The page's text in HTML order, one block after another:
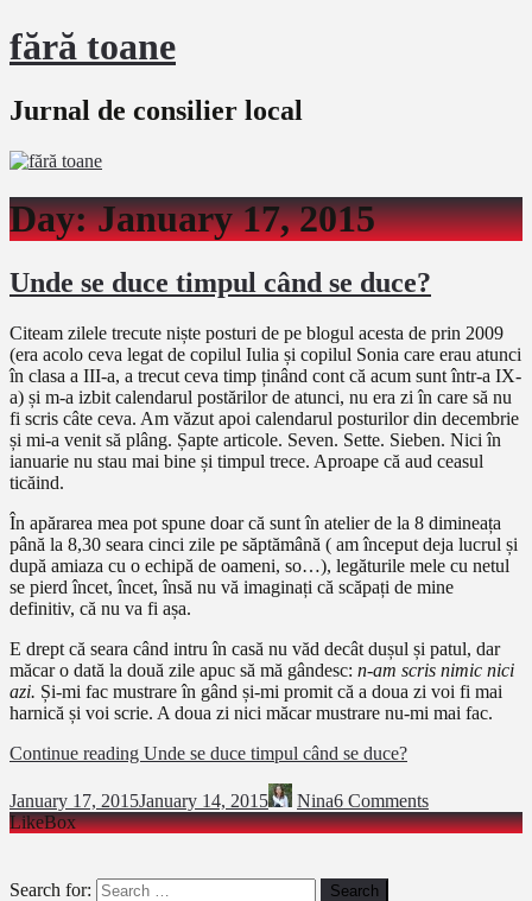
fără toane
Jurnal de consilier local
Day:January 17, 2015
Unde se duce timpul când se duce?
Citeam zilele trecute niște posturi de pe blogul acesta de prin 2009
(era acolo ceva legat de copilul Iulia și copilul Sonia care erau atunci
în clasa a III-a, a trecut ceva timp ținând cont că acum sunt într-a IX-
a) și m-a izbit calendarul postărilor de atunci, nu era zi în care să nu
fi scris câte ceva. Am văzut apoi calendarul posturilor din decembrie
și mi-a venit să plâng. Șapte articole. Seven. Sette. Sieben. Nici în
ianuarie nu stau mai bine și timpul trece. Aproape că aud ceasul
ticăind.
În apărarea mea pot spune doar că sunt în atelier de la 8 dimineața
până la 8,30 seara cinci zile pe săptămână ( am început deja lucrul și
după amiaza cu o echipă de oameni, so…), legăturile mele cu netul
se pierd încet, încet, însă nu vă imaginați că scăpați de mine
definitiv, că nu va fi așa.
E drept că seara când intru în casă nu văd decât dușul și patul, dar
măcar o dată la două zile apuc să mă gândesc: n-am scris nimic nici
azi. Și-mi fac mustrare în gând și-mi promit că a doua zi voi fi mai
harnică și voi scrie. A doua zi nici măcar mustrare nu-mi mai fac.
Continue reading Unde se duce timpul când se duce?
January 17, 2015January 14, 2015 Nina6 Comments
LikeBox
Search for: